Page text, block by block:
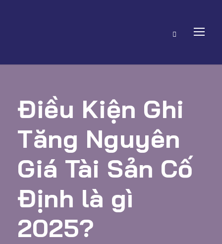
Điều Kiện Ghi
Tăng Nguyên
Giá Tài Sản Cố
Định là gì
2025?